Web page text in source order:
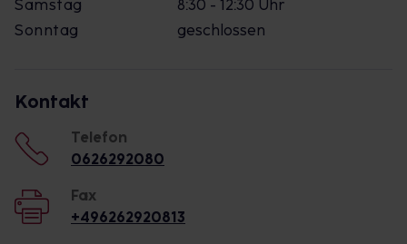
Samstag
8:30 - 12:30 Uhr
Sonntag
geschlossen
Kontakt
Telefon
0626292080
Fax
+496262920813